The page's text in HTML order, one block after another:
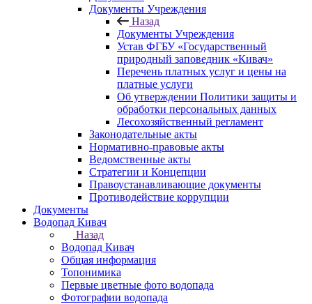
Документы Учреждения
Назад
Документы Учреждения
Устав ФГБУ «Государственный
природный заповедник «Кивач»
Перечень платных услуг и цены на
платные услуги
Об утверждении Политики защиты и
обработки персональных данных
Лесохозяйственный регламент
Законодательные акты
Нормативно-правовые акты
Ведомственные акты
Стратегии и Концепции
Правоустанавливающие документы
Противодействие коррупции
Документы
Водопад Кивач
Назад
Водопад Кивач
Общая информация
Топонимика
Первые цветные фото водопада
Фотографии водопада